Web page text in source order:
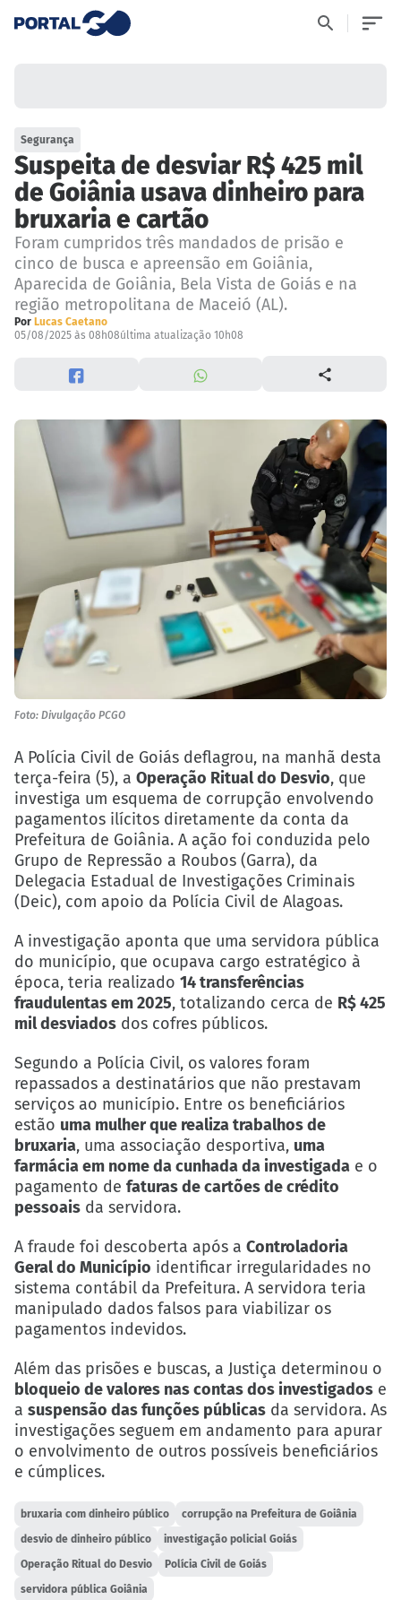
Segurança
Suspeita de desviar R$ 425 mil
de Goiânia usava dinheiro para
bruxaria e cartão
Foram cumpridos três mandados de prisão e
cinco de busca e apreensão em Goiânia,
Aparecida de Goiânia, Bela Vista de Goiás e na
região metropolitana de Maceió (AL).
Por Lucas Caetano
05/08/2025 às 08h08última atualização 10h08
Foto: Divulgação PCGO
A Polícia Civil de Goiás deflagrou, na manhã desta
terça-feira (5), a Operação Ritual do Desvio, que
investiga um esquema de corrupção envolvendo
pagamentos ilícitos diretamente da conta da
Prefeitura de Goiânia. A ação foi conduzida pelo
Grupo de Repressão a Roubos (Garra), da
Delegacia Estadual de Investigações Criminais
(Deic), com apoio da Polícia Civil de Alagoas.
A investigação aponta que uma servidora pública
do município, que ocupava cargo estratégico à
época, teria realizado 14 transferências
fraudulentas em 2025, totalizando cerca de R$ 425
mil desviados dos cofres públicos.
Segundo a Polícia Civil, os valores foram
repassados a destinatários que não prestavam
serviços ao município. Entre os beneficiários
estão uma mulher que realiza trabalhos de
bruxaria, uma associação desportiva, uma
farmácia em nome da cunhada da investigada e o
pagamento de faturas de cartões de crédito
pessoais da servidora.
A fraude foi descoberta após a Controladoria
Geral do Município identificar irregularidades no
sistema contábil da Prefeitura. A servidora teria
manipulado dados falsos para viabilizar os
pagamentos indevidos.
Além das prisões e buscas, a Justiça determinou o
bloqueio de valores nas contas dos investigados e
a suspensão das funções públicas da servidora. As
investigações seguem em andamento para apurar
o envolvimento de outros possíveis beneficiários
e cúmplices.
bruxaria com dinheiro público corrupção na Prefeitura de Goiânia
desvio de dinheiro público investigação policial Goiás
Operação Ritual do Desvio Polícia Civil de Goiás
servidora pública Goiânia